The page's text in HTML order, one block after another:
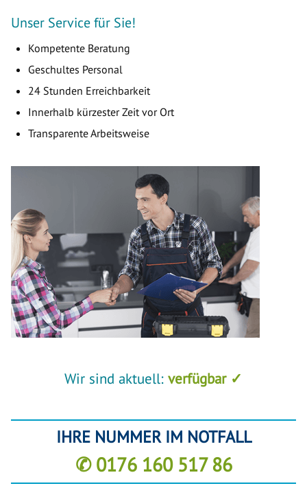
Unser Service für Sie!
Kompetente Beratung
Geschultes Personal
24 Stunden Erreichbarkeit
Innerhalb kürzester Zeit vor Ort
Transparente Arbeitsweise
Wir sind aktuell: verfügbar ✓
IHRE NUMMER IM NOTFALL
✆ 0176 160 517 86